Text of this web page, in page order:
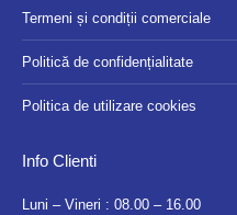
Termeni și condiții comerciale
Politică de confidențialitate
Politica de utilizare cookies
Info Clienti
Luni – Vineri : 08.00 – 16.00